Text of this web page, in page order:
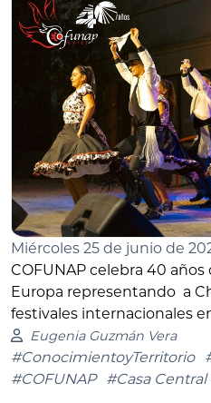
Miércoles 25 de junio de
COFUNAP celebra 40
Europa representando a
festivales internacionales
Eugenia Guzmán Vera
#ConocimientoyTerritorio
#COFUNAP
#Casa